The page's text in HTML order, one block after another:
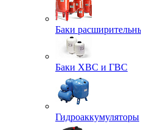
Баки
Баки ХВС и ГВС
Гидроаккумуляторы